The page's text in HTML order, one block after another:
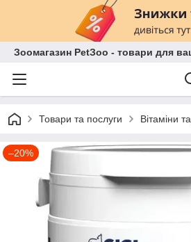
Зоомагазин PetЗoo - товари для
Товари та послуги Вітаміни
–20%